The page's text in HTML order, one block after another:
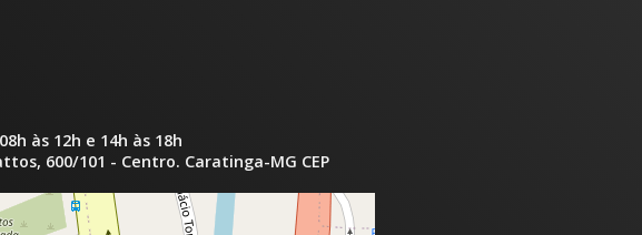
às 12h e 14h às 18h
600/101 - Centro. Caratinga-MG CEP